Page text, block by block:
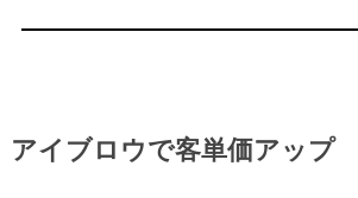
アイブロウで客単価アップ